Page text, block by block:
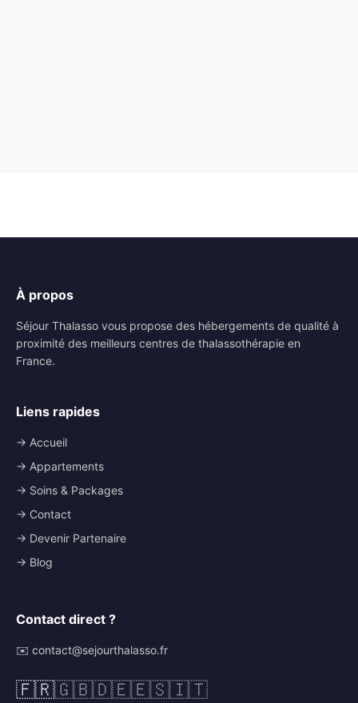
À propos
Séjour Thalasso vous propose des hébergements de qualité à
proximité des meilleurs centres de thalassothérapie en
France.
Liens rapides
→ Accueil
→ Appartements
→ Soins & Packages
→ Contact
→ Devenir Partenaire
→ Blog
Contact direct ?
✉️ contact@sejourthalasso.fr
🇫🇷🇬🇧🇩🇪🇪🇸🇮🇹